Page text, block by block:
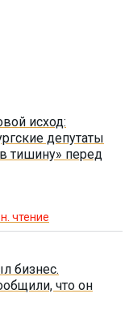
исход:
депутаты
тишину» перед
чтение
бизнес.
что он